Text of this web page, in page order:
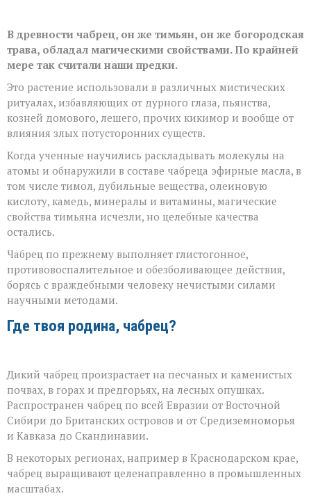
В древности чабрец, он же тимьян, он же богородская
трава, обладал магическими свойствами. По крайней
мере так считали наши предки.
Это растение использовали в различных мистических
ритуалах, избавляющих от дурного глаза, пьянства,
козней домового, лешего, прочих кикимор и вообще от
влияния злых потусторонних существ.
Когда ученные научились раскладывать молекулы на
атомы и обнаружили в составе чабреца эфирные масла, в
том числе тимол, дубильные вещества, олеиновую
кислоту, камедь, минералы и витамины, магические
свойства тимьяна исчезли, но целебные качества
остались.
Чабрец по прежнему выполняет глистогонное,
противовоспалительное и обезболивающее действия,
борясь с враждебными человеку нечистыми силами
научными методами.
Где твоя родина, чабрец?
Дикий чабрец произрастает на песчаных и каменистых
почвах, в горах и предгорьях, на лесных опушках.
Распространен чабрец по всей Евразии от Восточной
Сибири до Британских островов и от Средиземноморья
и Кавказа до Скандинавии.
В некоторых регионах, например в Краснодарском крае,
чабрец выращивают целенаправленно в промышленных
масштабах.